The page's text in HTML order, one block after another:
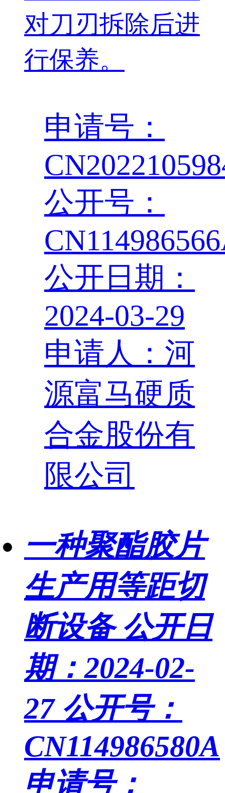
对刀刃拆除后进
行保养。
申请号：
公开号：
公开日期：
2024-03-29
申请人：河
源富马硬质
合金股份有
限公司
一种聚酯胶片
生产用等距切
断设备 公开日
期：2024-02-
27 公开号：
CN114986580A
申请号：